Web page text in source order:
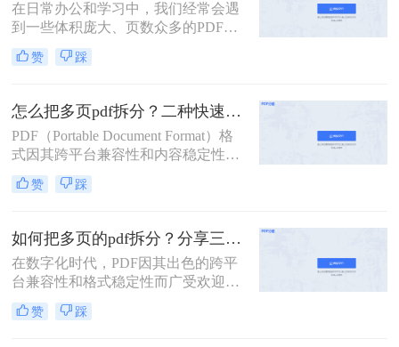
在日常办公和学习中，我们经常会遇
到一些体积庞大、页数众多的PDF文
件。这些文件虽然方便了信息的整合
和传递，但在某些情况下，我们可能
更好地管理、分享或打印。本文将为
您介绍怎么把一个大的pdf拆分，帮助
您轻松应对这一挑战。
赞 踩
怎么把多页pdf拆分？二种快速有效的方法分享给大家！
PDF（Portable Document Format）格
式因其跨平台兼容性和内容稳定性而
广受欢迎，广泛应用于办公、学习及
日常生活等多个领域。然而，当面对
拆分成单个或多个较小的PDF文件，
以满足不同的需求。那么怎么把多页
pdf拆分呢？本文将为您详细介绍多页
PDF拆分的方法与步骤，帮助您轻松
完成这一任务。
赞 踩
如何把多页的pdf拆分？分享三种页面拆分方法！
在数字化时代，PDF因其出色的跨平
台兼容性和格式稳定性而广受欢迎。
然而，当我们面对一个包含多页内容
的PDF文件时，有时需要将其拆分为
赞 踩